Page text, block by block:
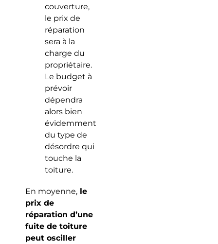
couverture,
le prix de
réparation
sera à la
charge du
propriétaire.
Le budget à
prévoir
dépendra
alors bien
évidemment
du type de
désordre qui
touche la
toiture.
En moyenne,le
prix de
réparation d’une
fuite de toiture
peut osciller